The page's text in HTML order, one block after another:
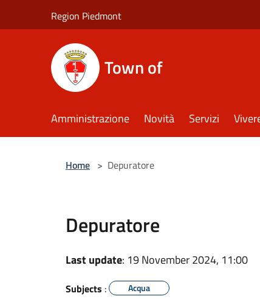
Region Piedmont
Town of
Amministrazione Novità Servizi
Home > Depuratore
Depuratore
Last update: 19 November 2024, 11:00
Subjects : Acqua